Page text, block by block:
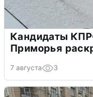
Кандидаты
Приморья
7 августа 3